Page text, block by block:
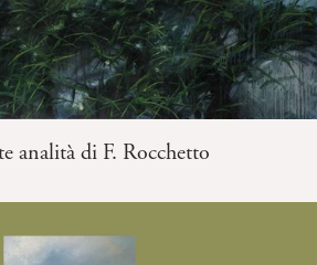
analità di F. Rocchetto